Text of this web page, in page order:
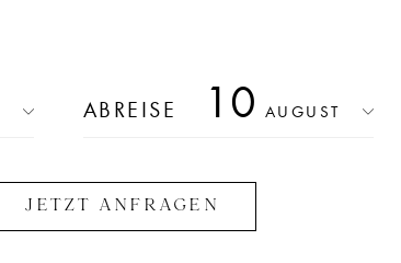
ABREISE 10 AUGUST
JETZT ANFRAGEN